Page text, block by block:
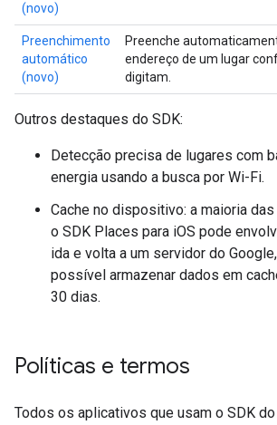
(novo)
Preenchimento
automático
(novo)
Preenche
endereço de um lugar
digitam.
Outros destaques do SDK:
Detecção precisa de lugares com
energia usando a busca por Wi-Fi.
Cache no dispositivo: a maioria
o SDK Places para iOS pode
ida e volta a um servidor do
possível armazenar dados em
30 dias.
Políticas e termos
Todos os aplicativos que usam o SDK